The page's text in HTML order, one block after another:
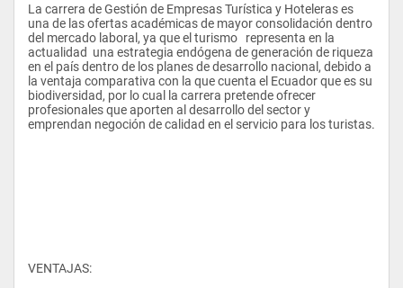
La carrera de Gestión de Empresas Turística y Hoteleras es
una de las ofertas académicas de mayor consolidación dentro
del mercado laboral, ya que el turismo   representa en la
actualidad  una estrategia endógena de generación de riqueza
en el país dentro de los planes de desarrollo nacional, debido a
la ventaja comparativa con la que cuenta el Ecuador que es su
biodiversidad, por lo cual la carrera pretende ofrecer
profesionales que aporten al desarrollo del sector y
emprendan negoción de calidad en el servicio para los turistas.
VENTAJAS: